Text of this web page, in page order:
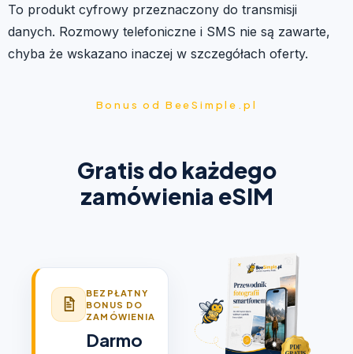
To produkt cyfrowy przeznaczony do transmisji
danych. Rozmowy telefoniczne i SMS nie są zawarte,
chyba że wskazano inaczej w szczegółach oferty.
Bonus od BeeSimple.pl
Gratis do każdego
zamówienia eSIM
BEZPŁATNY
BONUS DO
ZAMÓWIENIA
Darmo